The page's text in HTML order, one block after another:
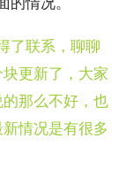
了联系，聊聊
更新了，大家
那么不好，也
情况是有很多